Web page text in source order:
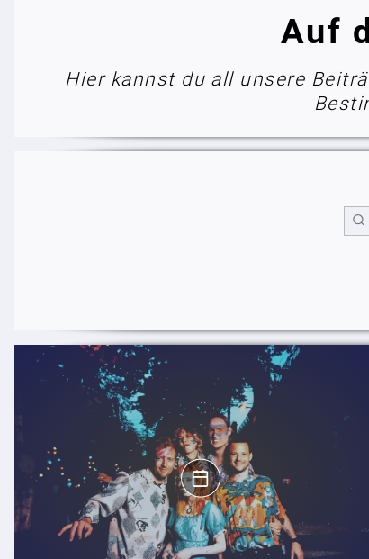
Auf
Hier kannst du all unsere